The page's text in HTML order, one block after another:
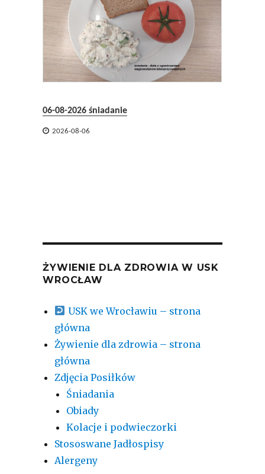
06-08-2026 śniadanie
 2026-08-06
ŻYWIENIE DLA ZDROWIA W USK
WROCŁAW
USK we Wrocławiu – strona
główna
Żywienie dla zdrowia – strona
główna
Zdjęcia Posiłków
Śniadania
Obiady
Kolacje i podwieczorki
Stososwane Jadłospisy
Alergeny